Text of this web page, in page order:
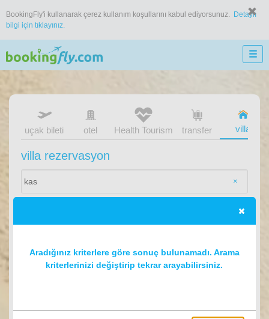
BookingFly'i kullanarak çerez kullanım koşullarını kabul ediyorsunuz.
Detaylı
bilgi için tıklayınız.
uçak bileti otel transfer villa
Health Tourism
villa rezervasyon
×
Aradığınız kriterlere göre sonuç bulunamadı. Arama
kriterlerinizi değiştirip tekrar arayabilirsiniz.